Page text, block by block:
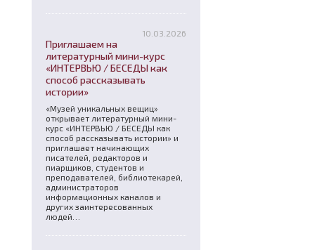
10.03.2026
Приглашаем на
литературный мини-курс
«ИНТЕРВЬЮ / БЕСЕДЫ как
способ рассказывать
истории»
«Музей уникальных вещиц»
открывает литературный мини-
курс «ИНТЕРВЬЮ / БЕСЕДЫ как
способ рассказывать истории» и
приглашает начинающих
писателей, редакторов и
пиарщиков, студентов и
преподавателей, библиотекарей,
администраторов
информационных каналов и
других заинтересованных
людей…